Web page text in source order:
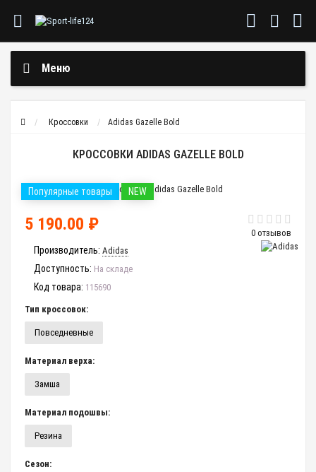
Меню
Кроссовки Adidas Gazelle Bold
КРОССОВКИ ADIDAS GAZELLE BOLD
Популярные товары NEW
0 отзывов
5 190.00 ₽
Производитель: Adidas
Доступность: На складе
Код товара: 115690
Тип кроссовок:
Повседневные
Материал верха:
Замша
Материал подошвы:
Резина
Сезон: